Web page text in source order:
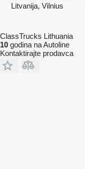
Litvanija, Vilnius
ClassTrucks Lithuania
10 godina na Autoline
Kontaktirajte prodavca